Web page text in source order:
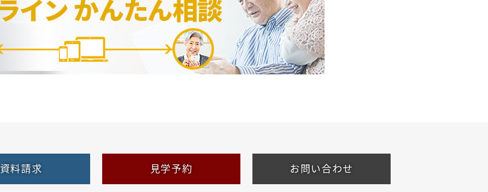
資料請求 見学予約 お問い合わせ